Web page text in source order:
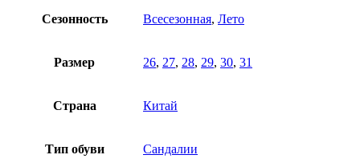
Сезонность Всесезонная, Лето
Размер 26, 27, 28, 29, 30, 31
Страна Китай
Тип обуви Сандалии